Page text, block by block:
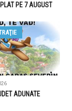
PE 7 AUGUST
ADUNATE